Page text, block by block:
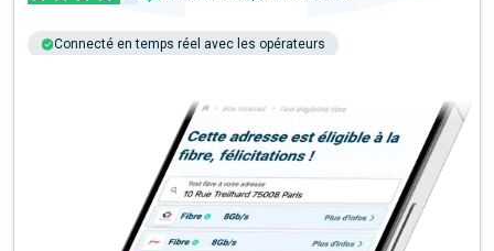
Connecté en temps réel avec les opérateurs